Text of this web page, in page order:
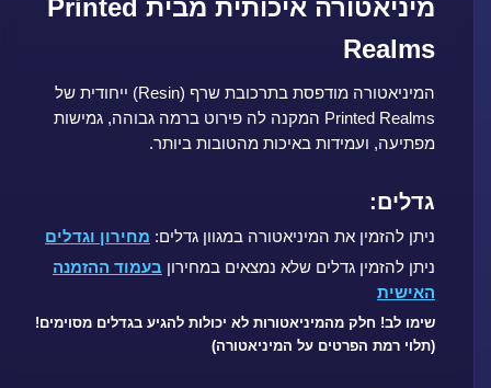
מיניאטורה איכותית מבית Printed
Realms
המיניאטורה מודפסת בתרכובת שרף (Resin) ייחודית של
Printed Realms המקנה לה פירוט ברמה גבוהה, גמישות
מפתיעה, ועמידות באיכות מהטובות ביותר.
גדלים:
ניתן להזמין את המיניאטורה במגוון גדלים: מחירון וגדלים
ניתן להזמין גדלים שלא נמצאים במחירון בעמוד ההזמנה
האישית
שימו לב! חלק מהמיניאטורות לא יכולות להגיע בגדלים מסוימים!
(תלוי רמת הפרטים על המיניאטורה)